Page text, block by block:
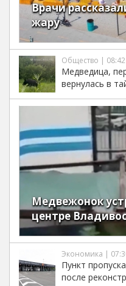
Врачи
жару
Общество | 08:42
Медведица,
вернулась в
Медвежонок
центре
Экономика |
Пункт
после